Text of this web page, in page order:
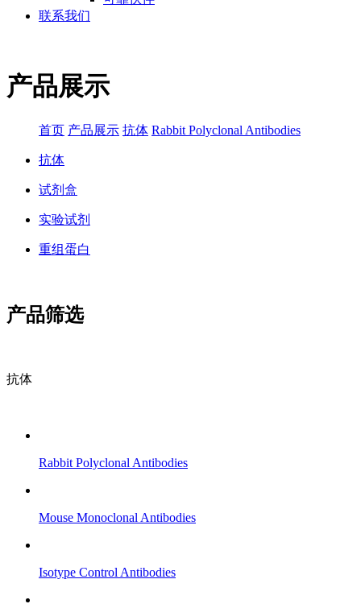
联系我们
产品展示
首页 产品展示 抗体 Rabbit Polyclonal Antibodies
抗体
试剂盒
实验试剂
重组蛋白
产品筛选
抗体
Rabbit Polyclonal Antibodies
Mouse Monoclonal Antibodies
Isotype Control Antibodies